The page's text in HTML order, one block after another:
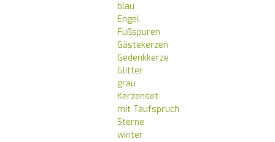
blau
Engel
Fußspuren
Gästekerzen
Gedenkkerze
Glitter
grau
Kerzenset
mit Taufspruch
Sterne
winter